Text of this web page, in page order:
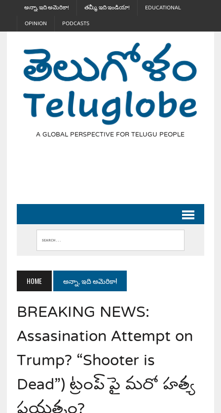
అన్నా, ఇది అమెరికా! తమ్మీ, ఇది ఇండియా!
EDUCATIONAL
OPINION
PODCASTS
A GLOBAL PERSPECTIVE FOR TELUGU PEOPLE
HOME అన్నా, ఇది అమెరికా!
BREAKING NEWS:
Assasination Attempt on
Trump? “Shooter is
Dead”) ట్రంప్ పై మరో హత్య